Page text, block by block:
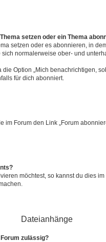
setzen oder ein Thema
setzen oder es abonnieren, in
sich normalerweise ober- und
Option „Mich benachrichtigen,
für dich abonniert.
im Forum den Link „Forum
möchtest, so kannst du dies
Dateianhänge
zulässig?